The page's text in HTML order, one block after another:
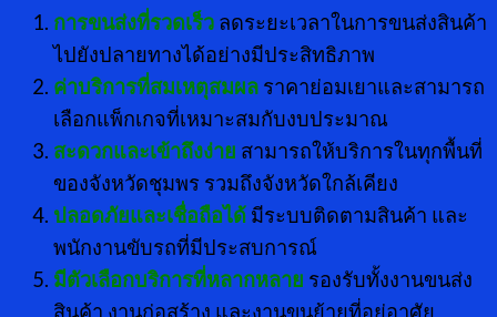
การขนส่งที่รวดเร็ว ลดระยะเวลาในการขนส่งสินค้า
ไปยังปลายทางได้อย่างมีประสิทธิภาพ
ค่าบริการที่สมเหตุสมผล ราคาย่อมเยาและสามารถ
เลือกแพ็กเกจที่เหมาะสมกับงบประมาณ
สะดวกและเข้าถึงง่าย สามารถให้บริการในทุกพื้นที่
ของจังหวัดชุมพร รวมถึงจังหวัดใกล้เคียง
ปลอดภัยและเชื่อถือได้ มีระบบติดตามสินค้า และ
พนักงานขับรถที่มีประสบการณ์
มีตัวเลือกบริการที่หลากหลาย รองรับทั้งงานขนส่ง
สินค้า งานก่อสร้าง และงานขนย้ายที่อยู่อาศัย